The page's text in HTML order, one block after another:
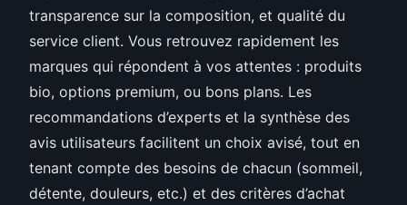
transparence sur la composition, et qualité du
service client. Vous retrouvez rapidement les
marques qui répondent à vos attentes : produits
bio, options premium, ou bons plans. Les
recommandations d’experts et la synthèse des
avis utilisateurs facilitent un choix avisé, tout en
tenant compte des besoins de chacun (sommeil,
détente, douleurs, etc.) et des critères d’achat